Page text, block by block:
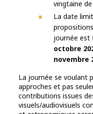
vingtaine
La date
journée est
octobre
novembre
La journée se voulant
approches et pas
contributions issues
visuels/audiovisuels